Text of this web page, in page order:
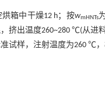
烘箱中干燥12 h；按wmHNTs
挤出温度260~280 ℃(从进
试样，注射温度为260 ℃